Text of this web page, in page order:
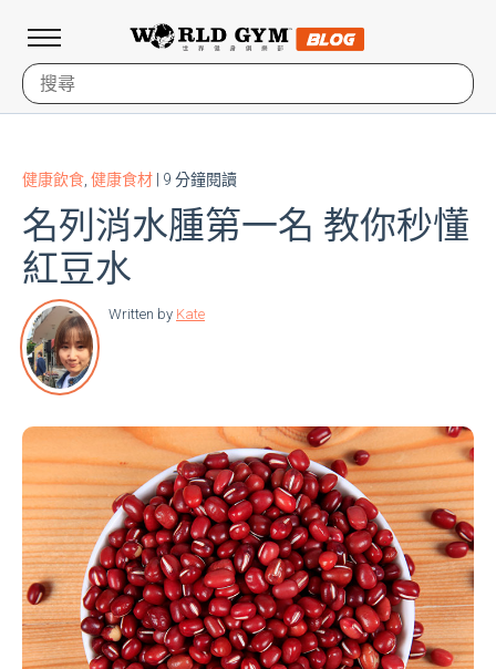
健康飲食 健康食材 | 9 分鐘閱讀
名列消水腫第一名 教你秒懂
紅豆水
Written by Kate